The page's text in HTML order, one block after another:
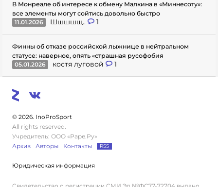
В Монреале об интересе к обмену Малкина в «Миннесоту»:
все элементы могут сойтись довольно быстро
11.01.2026
Шшшшщ.. 1
Финны об отказе российской лыжнице в нейтральном
статусе: наверное, опять «страшная русофобия
05.01.2026
костя луговой 1
© 2026. InoProSport
All rights reserved.
Учредитель: ООО «Раре.Ру»
Архив
Авторы Контакты RSS
Юридическая информация